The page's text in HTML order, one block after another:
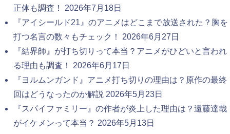
正体も調査！
2026年7月18日
『アイシールド21』のアニメはどこまで放送された？胸を
打つ名言の数々もチェック！
2026年6月27日
『結界師』が打ち切りって本当？アニメがひどいと言われ
る理由も調査！
2026年6月17日
『ヨルムンガンド』アニメ打ち切りの理由は？原作の最終
回はどうなったのか解説 2026年5月23日
『スパイファミリー』の作者が炎上した理由は？遠藤達哉
がイケメンって本当？ 2026年5月13日